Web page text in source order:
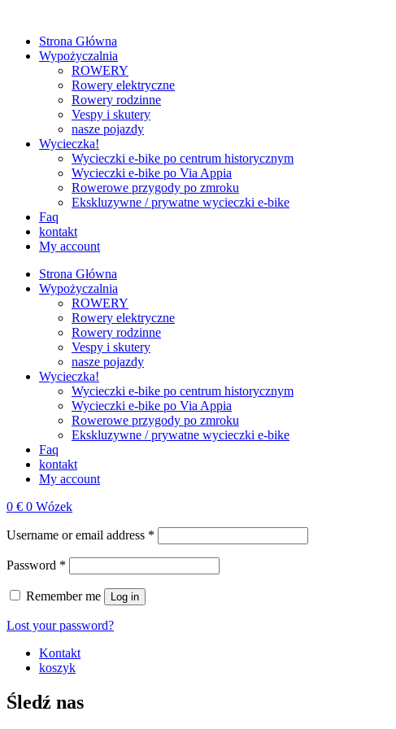
Strona Główna
Wypożyczalnia
ROWERY
Rowery elektryczne
Rowery rodzinne
Vespy i skutery
nasze pojazdy
Wycieczka!
Wycieczki e‑bike po centrum historycznym
Wycieczki e‑bike po Via Appia
Rowerowe przygody po zmroku
Ekskluzywne / prywatne wycieczki e‑bike
Faq
kontakt
My account
Strona Główna
Wypożyczalnia
ROWERY
Rowery elektryczne
Rowery rodzinne
Vespy i skutery
nasze pojazdy
Wycieczka!
Wycieczki e‑bike po centrum historycznym
Wycieczki e‑bike po Via Appia
Rowerowe przygody po zmroku
Ekskluzywne / prywatne wycieczki e‑bike
Faq
kontakt
My account
0 € 0 Wózek
Username or email address *
Password *
Remember me Log in
Lost your password?
Kontakt
koszyk
Śledź nas